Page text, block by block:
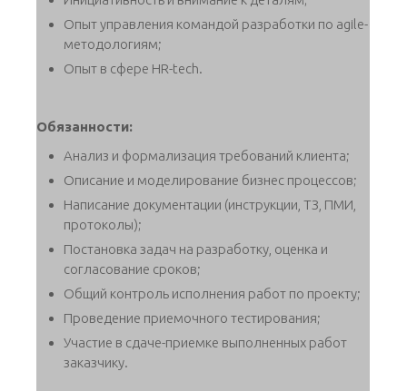
Опыт управления командой разработки по agile-
методологиям;
Опыт в сфере HR-tech.
Обязанности:
Анализ и формализация требований клиента;
Описание и моделирование бизнес процессов;
Написание документации (инструкции, ТЗ, ПМИ,
протоколы);
Постановка задач на разработку, оценка и
согласование сроков;
Общий контроль исполнения работ по проекту;
Проведение приемочного тестирования;
Участие в сдаче-приемке выполненных работ
заказчику.